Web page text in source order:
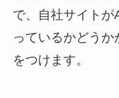
で、自社サイトが
っているかどう
をつけます。